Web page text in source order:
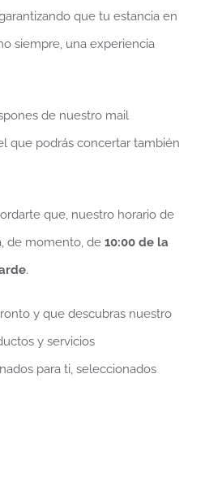
que tu estancia en
siempre, una experiencia
de nuestro mail
que podrás concertar también
que, nuestro horario de
de momento, de 10:00 de la
.
y que descubras nuestro
y servicios
para ti, seleccionados